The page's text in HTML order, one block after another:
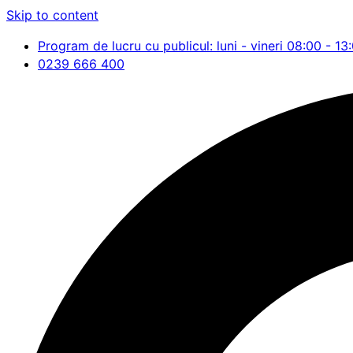
Skip to content
Program de lucru cu publicul: luni - vineri 08:00 -
0239 666 400